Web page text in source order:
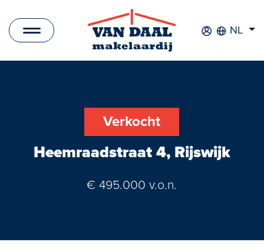
NL
Bedrijfsaanbod
Verkocht
Heemraadstraat 4, Rijswijk
€ 495.000 v.o.n.